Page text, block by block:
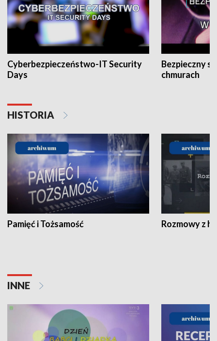
Cyberbezpieczeństwo-IT Security
Days
Bezpieczny
chmurach
HISTORIA
Pamięć i Tożsamość Rozmowy z
INNE